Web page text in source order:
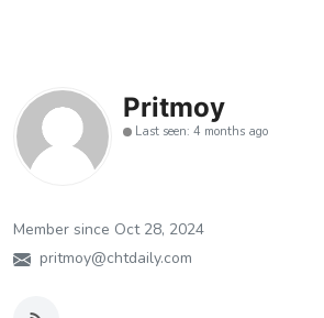
প্রযুক্তি
শিক্ষা
সাহিত্য
Pritmoy
Last seen: 4 months ago
Member since Oct 28, 2024
pritmoy@chtdaily.com